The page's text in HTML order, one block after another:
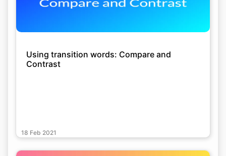
Using transition words: Compare and
Contrast
18 Feb 2021